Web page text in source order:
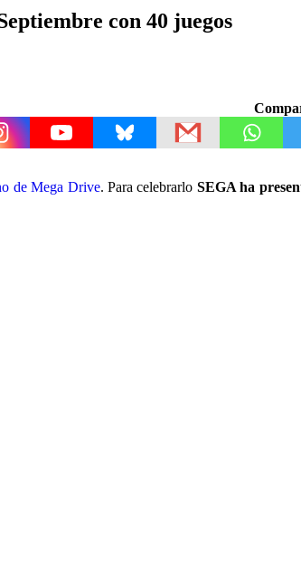
con 40 juegos
de Mega Drive. Para celebrarlo SEGA ha